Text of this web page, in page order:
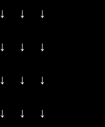
↓ ↓ ↓
↓ ↓ ↓
↓ ↓ ↓
↓ ↓ ↓